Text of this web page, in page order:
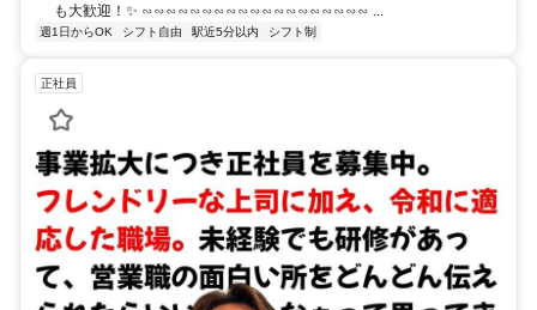
も大歓迎！✨ ∽∽∽∽∽∽∽∽∽∽∽∽∽∽∽∽∽∽∽ ...
週1日からOK シフト自由 駅近5分以内 シフト制
正社員